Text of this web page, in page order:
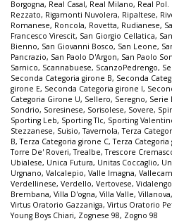
Borgogna, Real Casal, Real Milano, Real Pol.
Rezzato, Rigamonti Nuvolera, Ripaltese,
Romanese, Roncola, Rovetta, Rudianese,
Francesco Virescit, San Giorgio Cellatica,
Bienno, San Giovanni Bosco, San Leone,
Pancrazio, San Paolo D'Argon, San Paolo
Sarnico, Scannabuese, ScanzoPedrengo,
Seconda Categoria girone B, Seconda
girone E, Seconda Categoria girone I,
Categoria Girone U, Sellero, Seregno, Serie
Sondrio, Soresinese, Sorisolese, Sovere,
Sporting Leb, Sporting Tlc, Sporting
Stezzanese, Suisio,Tavernola,Terza
B,Terza Categoria girone C,Terza Categoria
Torre De' Roveri,Trealbe,Trescore
Ubialese, Unica Futura, Unitas Coccaglio,
Urgnano, Valcalepio, Valle Imagna,
Verdellinese, Verdello, Vertovese, Vidalengo
Brembana, Villa D'ogna, Villa Valle, Villanova,
Virtus Oratorio Gazzaniga, Virtus Oratorio
Young Boys Chiari, Zognese 98, Zogno 98